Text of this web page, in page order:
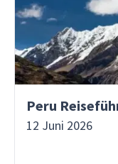
12 Juni 2026